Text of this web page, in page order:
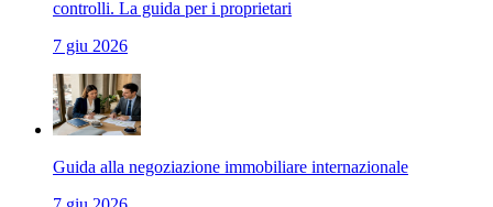
controlli. La guida per i proprietari
7 giu 2026
Guida alla negoziazione immobiliare internazionale